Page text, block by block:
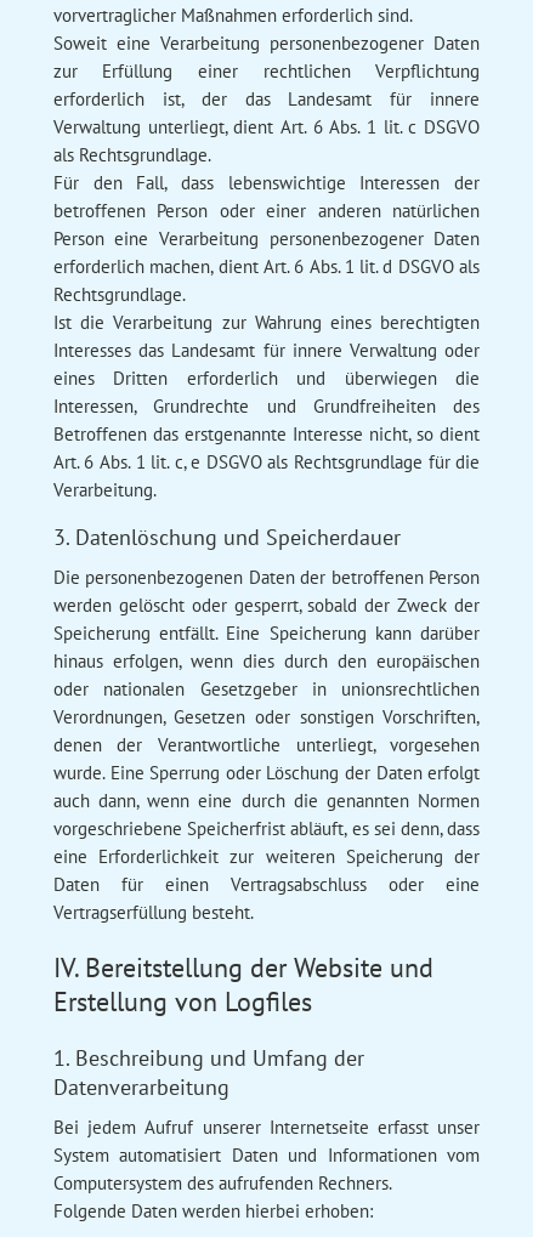
vorvertraglicher Maßnahmen erforderlich sind.
Soweit eine Verarbeitung personenbezogener Daten
zur Erfüllung einer rechtlichen Verpflichtung
erforderlich ist, der das Landesamt für innere
Verwaltung unterliegt, dient Art. 6 Abs. 1 lit. c DSGVO
als Rechtsgrundlage.
Für den Fall, dass lebenswichtige Interessen der
betroffenen Person oder einer anderen natürlichen
Person eine Verarbeitung personenbezogener Daten
erforderlich machen, dient Art. 6 Abs. 1 lit. d DSGVO als
Rechtsgrundlage.
Ist die Verarbeitung zur Wahrung eines berechtigten
Interesses das Landesamt für innere Verwaltung oder
eines Dritten erforderlich und überwiegen die
Interessen, Grundrechte und Grundfreiheiten des
Betroffenen das erstgenannte Interesse nicht, so dient
Art. 6 Abs. 1 lit. c, e DSGVO als Rechtsgrundlage für die
Verarbeitung.
3. Datenlöschung und Speicherdauer
Die personenbezogenen Daten der betroffenen Person
werden gelöscht oder gesperrt, sobald der Zweck der
Speicherung entfällt. Eine Speicherung kann darüber
hinaus erfolgen, wenn dies durch den europäischen
oder nationalen Gesetzgeber in unionsrechtlichen
Verordnungen, Gesetzen oder sonstigen Vorschriften,
denen der Verantwortliche unterliegt, vorgesehen
wurde. Eine Sperrung oder Löschung der Daten erfolgt
auch dann, wenn eine durch die genannten Normen
vorgeschriebene Speicherfrist abläuft, es sei denn, dass
eine Erforderlichkeit zur weiteren Speicherung der
Daten für einen Vertragsabschluss oder eine
Vertragserfüllung besteht.
IV. Bereitstellung der Website und
Erstellung von Logfiles
1. Beschreibung und Umfang der
Datenverarbeitung
Bei jedem Aufruf unserer Internetseite erfasst unser
System automatisiert Daten und Informationen vom
Computersystem des aufrufenden Rechners.
Folgende Daten werden hierbei erhoben: